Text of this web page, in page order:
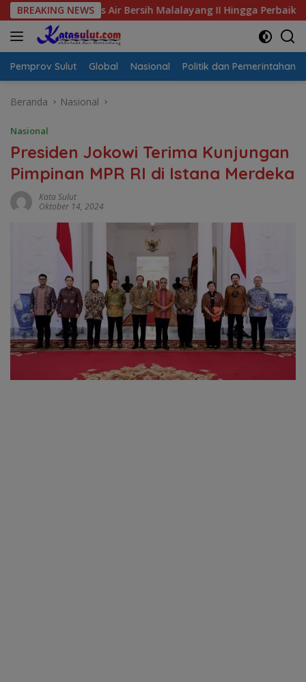
Langsung
ke
konten
BREAKING NEWS
Air Bersih Malalayang II Hingga Perbaikan Infrastruktur
Pemprov Sulut Global Nasional Politik dan Pemerintahan
Beranda Nasional
Nasional
Presiden Jokowi Terima Kunjungan
Pimpinan MPR RI di Istana Merdeka
Kata Sulut
Oktober 14, 2024